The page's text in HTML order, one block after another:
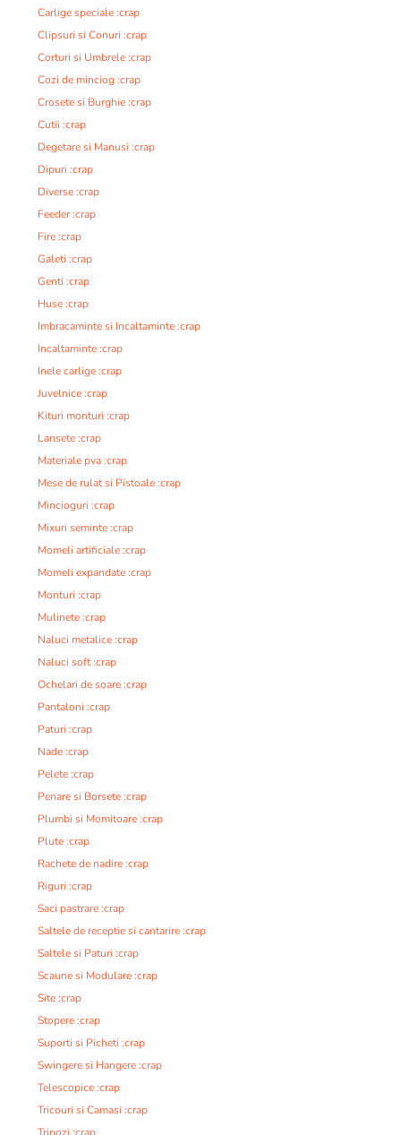
Carlige speciale :crap
Clipsuri si Conuri :crap
Corturi si Umbrele :crap
Cozi de minciog :crap
Crosete si Burghie :crap
Cutii :crap
Degetare si Manusi :crap
Dipuri :crap
Diverse :crap
Feeder :crap
Fire :crap
Galeti :crap
Genti :crap
Huse :crap
Imbracaminte si Incaltaminte :crap
Incaltaminte :crap
Inele carlige :crap
Juvelnice :crap
Kituri monturi :crap
Lansete :crap
Materiale pva :crap
Mese de rulat si Pistoale :crap
Mincioguri :crap
Mixuri seminte :crap
Momeli artificiale :crap
Momeli expandate :crap
Monturi :crap
Mulinete :crap
Naluci metalice :crap
Naluci soft :crap
Ochelari de soare :crap
Pantaloni :crap
Paturi :crap
Nade :crap
Pelete :crap
Penare si Borsete :crap
Plumbi si Momitoare :crap
Plute :crap
Rachete de nadire :crap
Riguri :crap
Saci pastrare :crap
Saltele de receptie si cantarire :crap
Saltele si Paturi :crap
Scaune si Modulare :crap
Site :crap
Stopere :crap
Suporti si Picheti :crap
Swingere si Hangere :crap
Telescopice :crap
Tricouri si Camasi :crap